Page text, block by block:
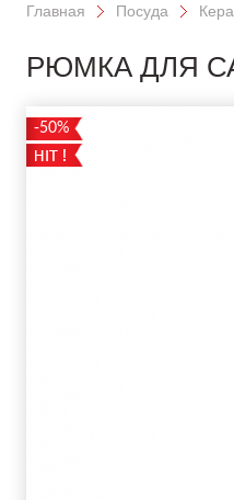
Главная Посуда
РЮМКА ДЛЯ
-50%